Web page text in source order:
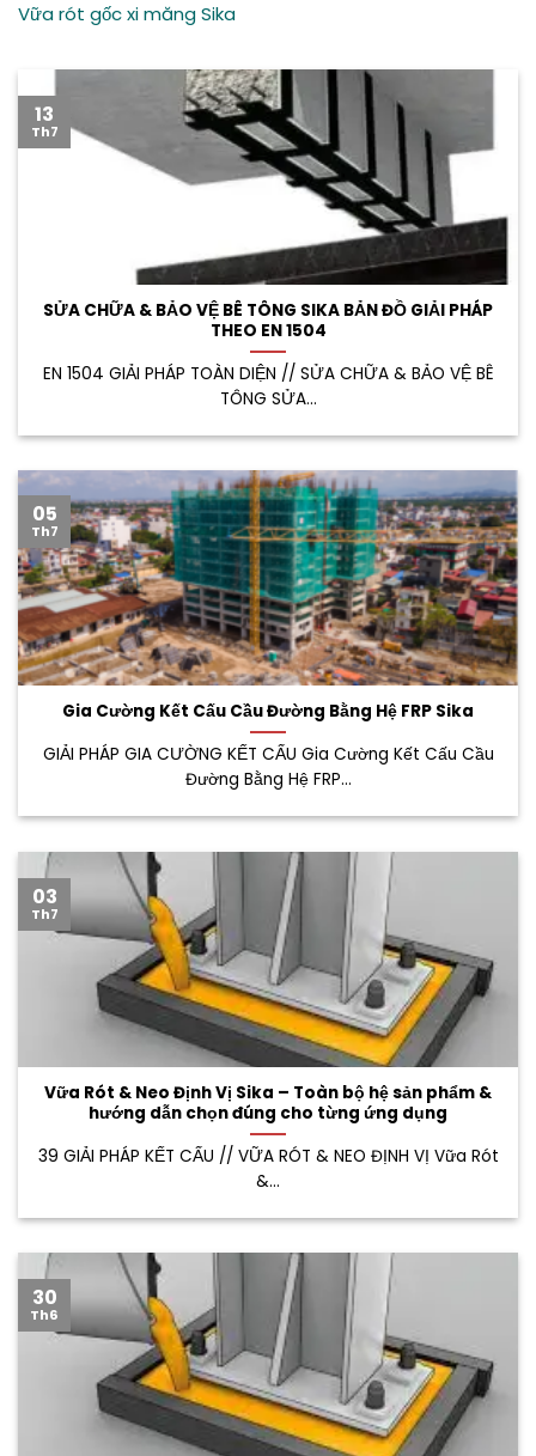
Vữa rót gốc xi măng Sika
SỬA CHỮA & BẢO VỆ BÊ TÔNG SIKA BẢN ĐỒ GIẢI PHÁP
THEO EN 1504
EN 1504 GIẢI PHÁP TOÀN DIỆN // SỬA CHỮA & BẢO VỆ BÊ
TÔNG SỬA...
13
Th7
Gia Cường Kết Cấu Cầu Đường Bằng Hệ FRP Sika
GIẢI PHÁP GIA CƯỜNG KẾT CẤU Gia Cường Kết Cấu Cầu
Đường Bằng Hệ FRP...
05
Th7
Vữa Rót & Neo Định Vị Sika – Toàn bộ hệ sản phẩm &
hướng dẫn chọn đúng cho từng ứng dụng
39 GIẢI PHÁP KẾT CẤU // VỮA RÓT & NEO ĐỊNH VỊ Vữa Rót
&...
03
Th7
30
Th6